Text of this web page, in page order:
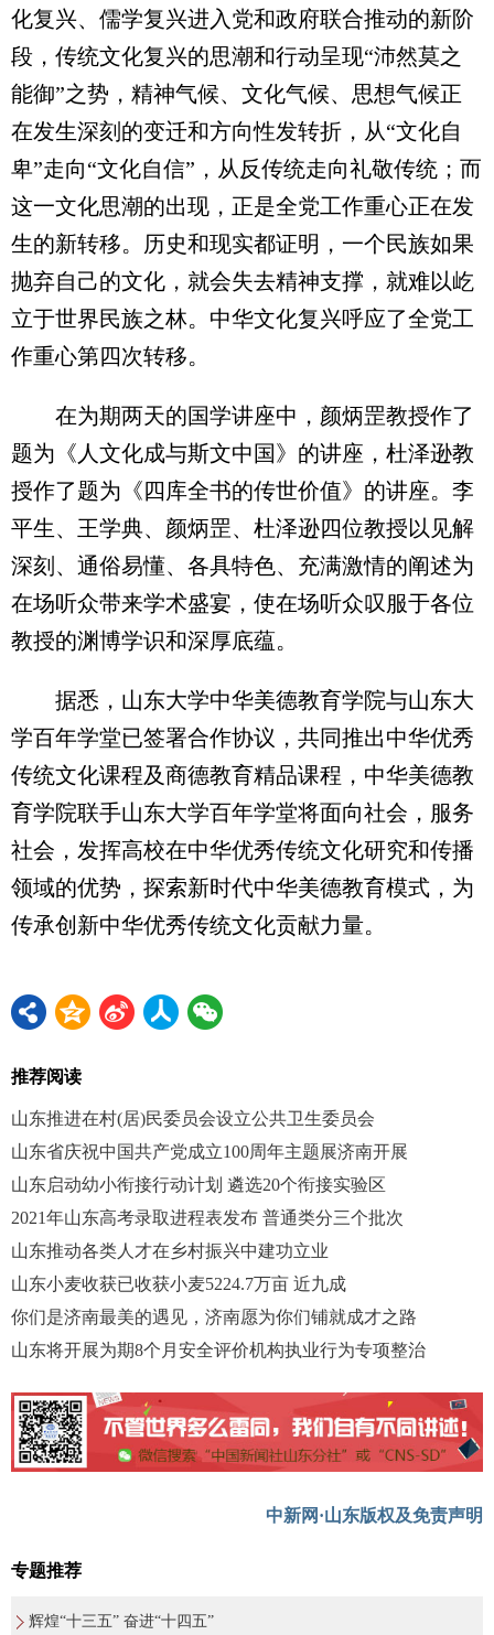
化复兴、儒学复兴进入党和政府联合推动的新阶
段，传统文化复兴的思潮和行动呈现“沛然莫之
能御”之势，精神气候、文化气候、思想气候正
在发生深刻的变迁和方向性发转折，从“文化自
卑”走向“文化自信”，从反传统走向礼敬传统；而
这一文化思潮的出现，正是全党工作重心正在发
生的新转移。历史和现实都证明，一个民族如果
抛弃自己的文化，就会失去精神支撑，就难以屹
立于世界民族之林。中华文化复兴呼应了全党工
作重心第四次转移。
在为期两天的国学讲座中，颜炳罡教授作了
题为《人文化成与斯文中国》的讲座，杜泽逊教
授作了题为《四库全书的传世价值》的讲座。李
平生、王学典、颜炳罡、杜泽逊四位教授以见解
深刻、通俗易懂、各具特色、充满激情的阐述为
在场听众带来学术盛宴，使在场听众叹服于各位
教授的渊博学识和深厚底蕴。
据悉，山东大学中华美德教育学院与山东大
学百年学堂已签署合作协议，共同推出中华优秀
传统文化课程及商德教育精品课程，中华美德教
育学院联手山东大学百年学堂将面向社会，服务
社会，发挥高校在中华优秀传统文化研究和传播
领域的优势，探索新时代中华美德教育模式，为
传承创新中华优秀传统文化贡献力量。
推荐阅读
山东推进在村(居)民委员会设立公共卫生委员会
山东省庆祝中国共产党成立100周年主题展济南开展
山东启动幼小衔接行动计划 遴选20个衔接实验区
2021年山东高考录取进程表发布 普通类分三个批次
山东推动各类人才在乡村振兴中建功立业
山东小麦收获已收获小麦5224.7万亩 近九成
你们是济南最美的遇见，济南愿为你们铺就成才之路
山东将开展为期8个月安全评价机构执业行为专项整治
中新网·山东版权及免责声明
专题推荐
辉煌“十三五” 奋进“十四五”